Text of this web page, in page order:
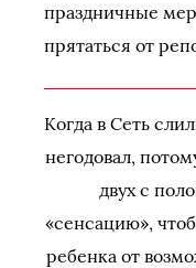
праздничные
прятаться от
Когда в Сеть
негодовал,
двух с
«сенсацию»,
ребенка от